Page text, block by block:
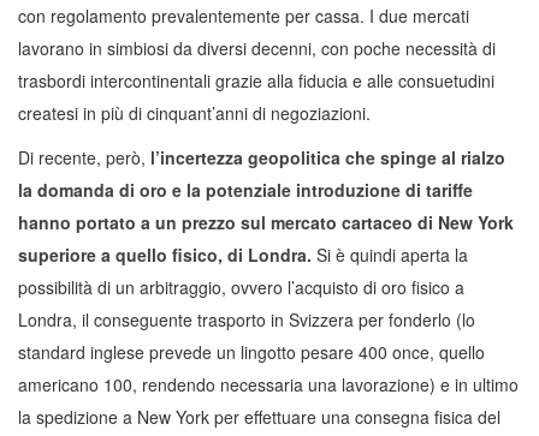
con regolamento prevalentemente per cassa. I due mercati
lavorano in simbiosi da diversi decenni, con poche necessità di
trasbordi intercontinentali grazie alla fiducia e alle consuetudini
createsi in più di cinquant’anni di negoziazioni.
Di recente, però, l’incertezza geopolitica che spinge al rialzo
la domanda di oro e la potenziale introduzione di tariffe
hanno portato a un prezzo sul mercato cartaceo di New York
superiore a quello fisico, di Londra. Si è quindi aperta la
possibilità di un arbitraggio, ovvero l’acquisto di oro fisico a
Londra, il conseguente trasporto in Svizzera per fonderlo (lo
standard inglese prevede un lingotto pesare 400 once, quello
americano 100, rendendo necessaria una lavorazione) e in ultimo
la spedizione a New York per effettuare una consegna fisica del